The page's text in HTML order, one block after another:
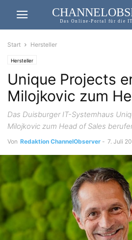
Das Online-Portal für die
Start Hersteller
Hersteller
Unique Projects
Milojkovic zum
Das Duisburger IT-Systemhaus
Milojkovic zum Head of Sales
Von Redaktion ChannelObserver - 7. Juli